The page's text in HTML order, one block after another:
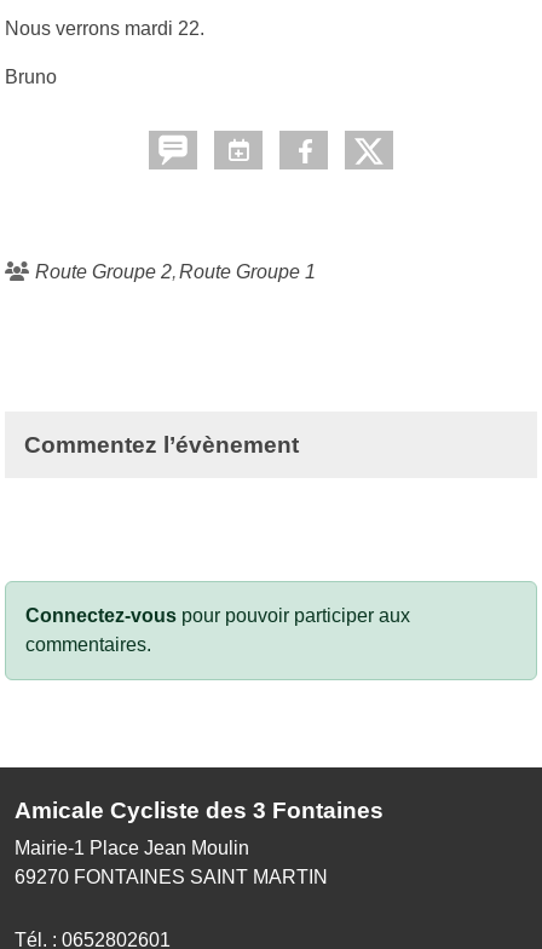
Nous verrons mardi 22.
Bruno
Route Groupe 2 Route Groupe 1
Commentez l’évènement
Connectez-vous pour pouvoir participer aux
commentaires.
Amicale Cycliste des 3 Fontaines
Mairie-1 Place Jean Moulin
69270 FONTAINES SAINT MARTIN
Tél. : 0652802601